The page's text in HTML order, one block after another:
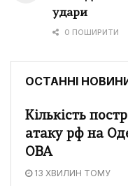
удари
0 ПОШИРИТИ
ОСТАННІ
Кількість
атаку рф на
ОВА
13 ХВИЛИН ТОМУ